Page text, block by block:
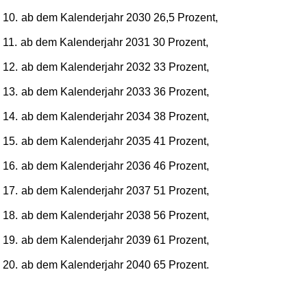
10. ab dem Kalenderjahr 2030 26,5 Prozent,
11. ab dem Kalenderjahr 2031 30 Prozent,
12. ab dem Kalenderjahr 2032 33 Prozent,
13. ab dem Kalenderjahr 2033 36 Prozent,
14. ab dem Kalenderjahr 2034 38 Prozent,
15. ab dem Kalenderjahr 2035 41 Prozent,
16. ab dem Kalenderjahr 2036 46 Prozent,
17. ab dem Kalenderjahr 2037 51 Prozent,
18. ab dem Kalenderjahr 2038 56 Prozent,
19. ab dem Kalenderjahr 2039 61 Prozent,
20. ab dem Kalenderjahr 2040 65 Prozent.